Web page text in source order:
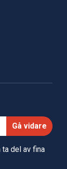
Gå vidare
del av fina